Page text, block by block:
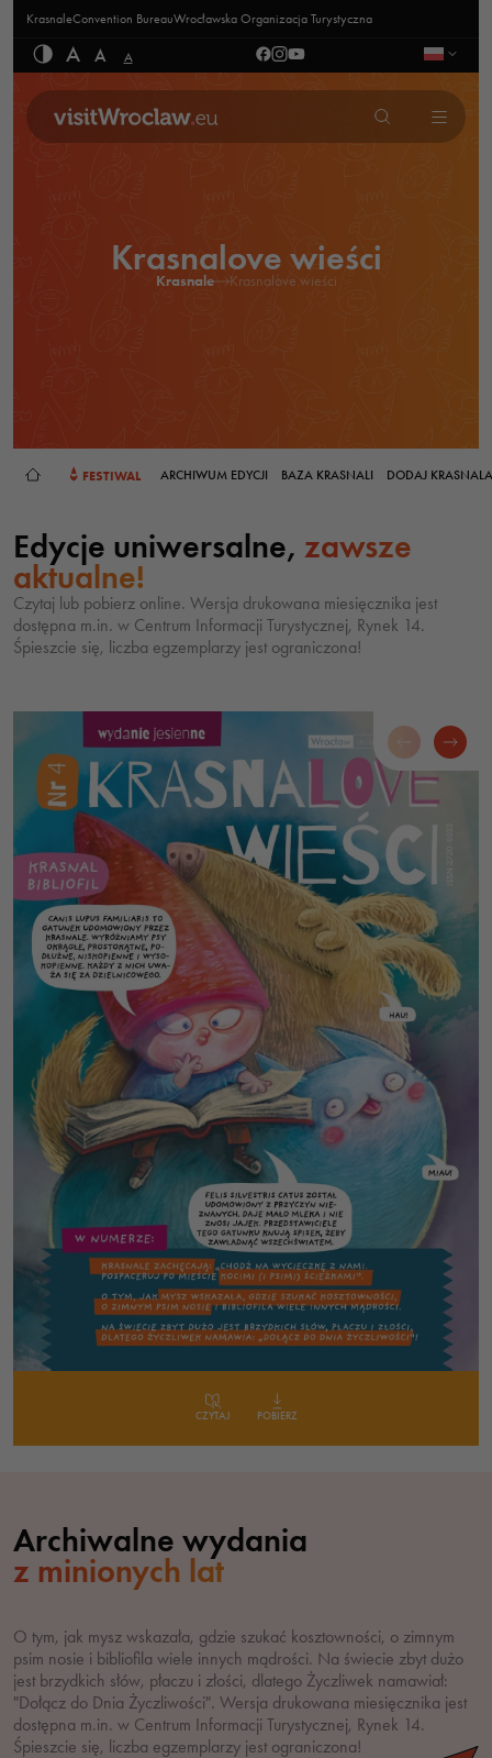
KrasnaleConvention BureauWrocławska Organizacja Turystyczna
A A A
Krasnalove wieści
Krasnale Krasnalove wieści
FESTIWAL ARCHIWUM EDYCJI BAZA KRASNALI DODAJ KRASNALA
CZYTAJ POBIERZ
Edycje uniwersalne, zawsze
aktualne!
Czytaj lub pobierz online. Wersja drukowana miesięcznika jest
dostępna m.in. w Centrum Informacji Turystycznej, Rynek 14.
Śpieszcie się, liczba egzemplarzy jest ograniczona!
Archiwalne wydania
z minionych lat
O tym, jak mysz wskazała, gdzie szukać kosztowności, o zimnym
psim nosie i bibliofila wiele innych mądrości. Na świecie zbyt dużo
jest brzydkich słów, płaczu i złości, dlatego Życzliwek namawiał:
"Dołącz do Dnia Życzliwości". Wersja drukowana miesięcznika jest
dostępna m.in. w Centrum Informacji Turystycznej, Rynek 14.
Śpieszcie się, liczba egzemplarzy jest ograniczona!